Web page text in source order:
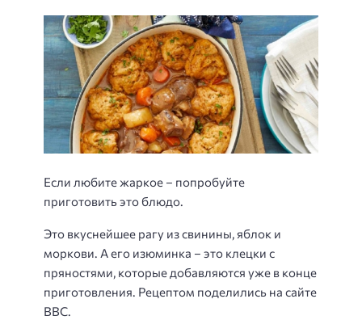
Если любите жаркое – попробуйте
приготовить это блюдо.
Это вкуснейшее рагу из свинины, яблок и
моркови. А его изюминка – это клецки с
пряностями, которые добавляются уже в конце
приготовления. Рецептом поделились на сайте
ВВС.